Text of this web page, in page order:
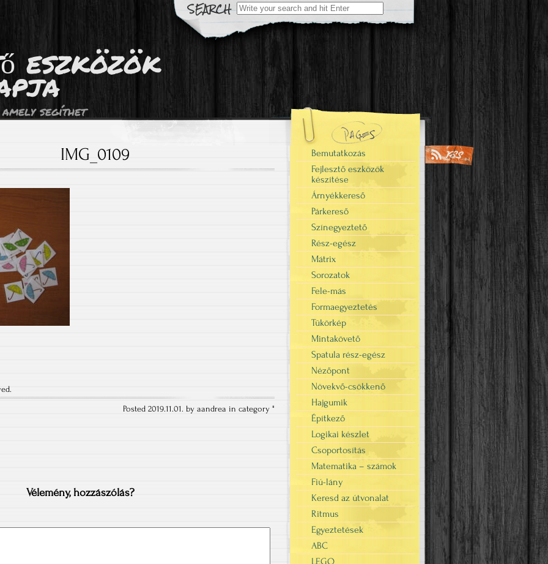
Search
for:
eszközök
segíthet
IMG_0109
Posted 2019.11.01. by aandrea in category "
Vélemény, hozzászólás?
Bemutatkozás
Fejlesztő eszközök
készítése
Árnyékkereső
Párkereső
Színegyeztető
Rész-egész
Mátrix
Sorozatok
Fele-más
Formaegyeztetés
Tükörkép
Mintakövető
Spatula rész-egész
Nézőpont
Növekvő-csökkenő
Hajgumik
Építkező
Logikai készlet
Csoportosítás
Matematika – számok
Fiú-lány
Keresd az útvonalat
Ritmus
Egyeztetések
ABC
LEGO